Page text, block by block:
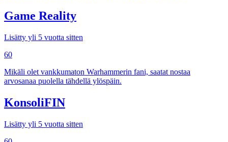
Game Reality
Lisätty yli 5 vuotta sitten
60
Mikäli olet vankkumaton Warhammerin fani, saatat nostaa
arvosanaa puolella tähdellä ylöspäin.
KonsoliFIN
Lisätty yli 5 vuotta sitten